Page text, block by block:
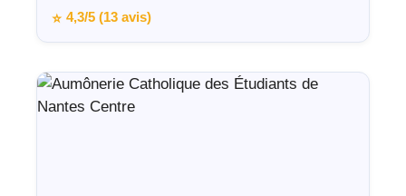
⭐ 4,3/5 (13 avis)